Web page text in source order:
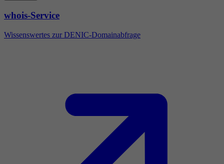
whois-Service
Wissenswertes zur DENIC-Domainabfrage